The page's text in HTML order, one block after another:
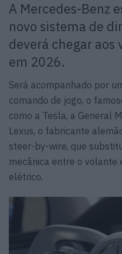
A Mercedes-Benz
novo sistema de
deverá chegar aos
em 2026.
Será acompanhado por
comando de jogo, o
como a Tesla, a General
Lexus, o fabricante
steer-by-wire, que
mecânica entre o volante
elétrico.